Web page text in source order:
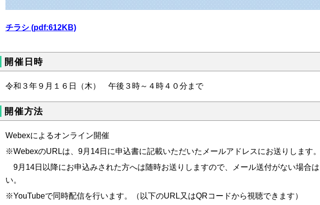
チラシ (pdf:612KB)
開催日時
令和３年９月１６日（木） 午後３時～４時４０分まで
開催方法
Webexによるオンライン開催
※WebexのURLは、9月14日に申込書に記載いただいたメールアドレスにお送りします。
9月14日以降にお申込みされた方へは随時お送りしますので、メール送付がない場合
い。
※YouTubeで同時配信を行います。（以下のURL又はQRコードから視聴できます）